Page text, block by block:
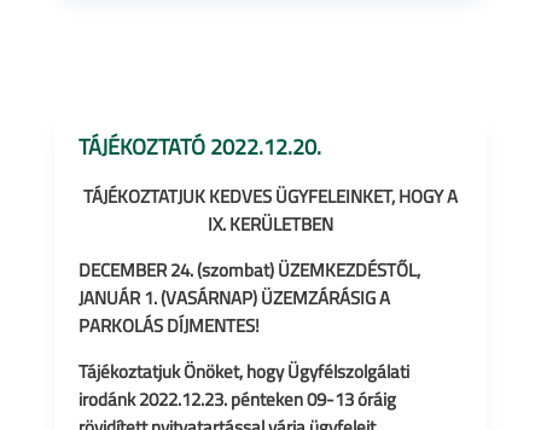
TÁJÉKOZTATÓ 2022.12.20.
TÁJÉKOZTATJUK KEDVES ÜGYFELEINKET, HOGY A
IX. KERÜLETBEN
DECEMBER 24. (szombat) ÜZEMKEZDÉSTŐL,
JANUÁR 1. (VASÁRNAP) ÜZEMZÁRÁSIG A
PARKOLÁS DÍJMENTES!
Tájékoztatjuk Önöket, hogy Ügyfélszolgálati
irodánk2022.12.23. pénteken 09-13 óráig